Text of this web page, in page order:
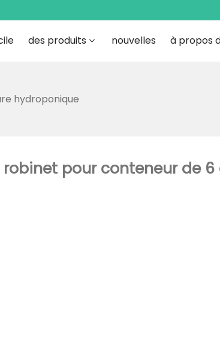
des produits nouvelles à propos
hydroponique
robinet pour conteneur de 6